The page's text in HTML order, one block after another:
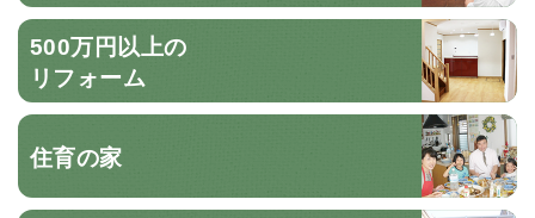
500万円以上の
リフォーム
住育の家